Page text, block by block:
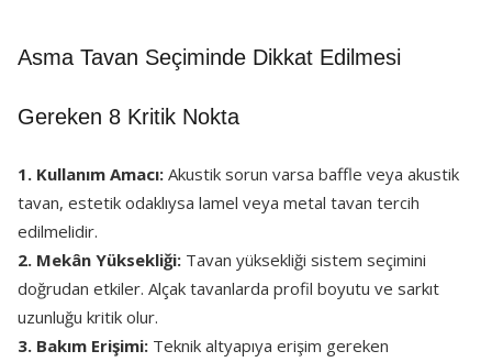
Asma Tavan Seçiminde Dikkat Edilmesi
Gereken 8 Kritik Nokta
1. Kullanım Amacı: Akustik sorun varsa baffle veya akustik
tavan, estetik odaklıysa lamel veya metal tavan tercih
edilmelidir.
2. Mekân Yüksekliği: Tavan yüksekliği sistem seçimini
doğrudan etkiler. Alçak tavanlarda profil boyutu ve sarkıt
uzunluğu kritik olur.
3. Bakım Erişimi: Teknik altyapıya erişim gereken